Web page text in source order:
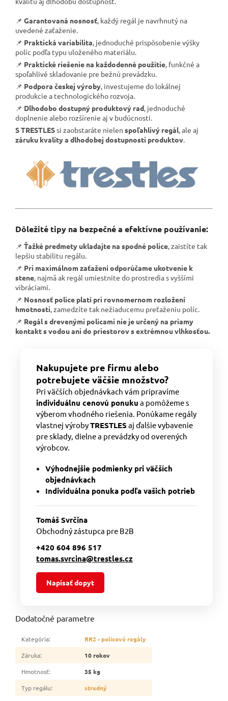
📌 Garantovaná nosnosť , každý regál je navrhnutý na
uvedené zaťaženie.
📌 Praktická variabilita , jednoduché prispôsobenie výšky
políc podľa typu uloženého materiálu.
📌 Praktické riešenie na každodenné použitie , funkčné a
spoľahlivé skladovanie pre bežnú prevádzku.
📌 Podpora českej výroby , investujeme do lokálnej
produkcie a technologického rozvoja.
📌 Dlhodobo dostupný produktový rad , jednoduché
doplnenie alebo rozšírenie aj v budúcnosti.
S TRESTLESsi zaobstaráte nielen spoľahlivý regál , ale aj
záruku kvality a dlhodobej dostupnosti produktov
Dôležité tipy na bezpečné a efektívne používanie:
📌 Ťažké predmety ukladajte na spodné police, zaistíte tak
lepšiu stabilitu regálu.
📌 Pri maximálnom zaťažení odporúčame ukotvenie k
stene, najmä ak regál umiestnite do prostredia s vyššími
vibráciami.
📌 Nosnosť police platí pri rovnomernom rozložení
hmotnosti, zamedzíte tak nežiaducemu preťaženiu políc.
📌 Regál s drevenými policami nie je určený na priamy
kontakt s vodou ani do priestorov s extrémnou vlhkosťou.
Nakupujete pre firmu alebo
potrebujete väčšie množstvo?
Pri väčších objednávkach vám pripravíme
individuálnu cenovú ponuku a pomôžeme s
výberom vhodného riešenia. Ponúkame regály
vlastnej výrobyTRESTLES aj ďalšie vybavenie
pre sklady, dielne a prevádzky od overených
výrobcov.
Výhodnejšie podmienky pri väčších
objednávkach
Individuálna ponuka podľa vašich potrieb
Tomáš Svrčina
Obchodný zástupca pre B2B
+420 604 896 517
tomas.svrcina@trestles.cz
Napísať dopyt
Dodatočné parametre
Kategória:
RR2 - policové regály
Záruka:
10 rokov
Hmotnosť:
35 kg
Typ regálu:
stredný